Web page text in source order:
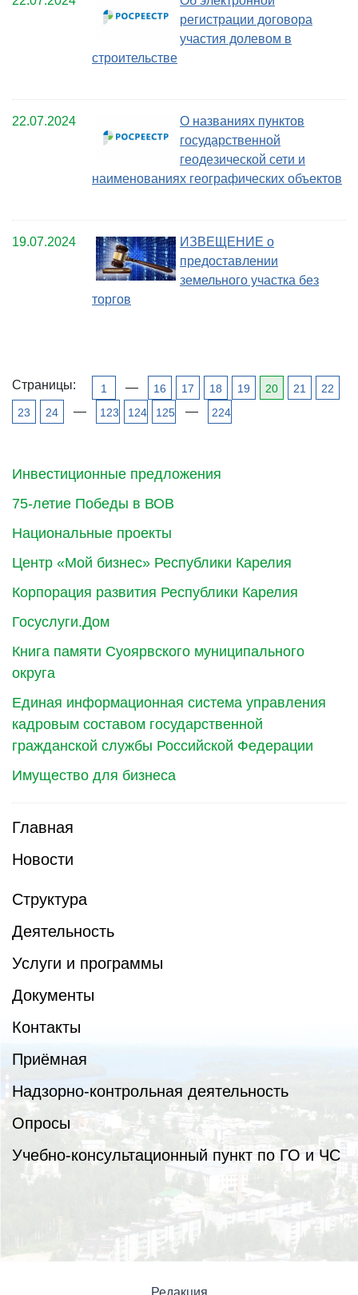
Инвестиционные предложения
75-летие Победы в ВОВ
Национальные проекты
Центр «Мой бизнес» Республики Карелия
Корпорация развития Республики Карелия
Госуслуги.Дом
Книга памяти Суоярвского муниципального
округа
Единая информационная система управления
кадровым составом государственной
гражданской службы Российской Федерации
Имущество для бизнеса
Главная
Новости
Структура
Деятельность
Услуги и программы
Документы
Контакты
Приёмная
Надзорно-контрольная деятельность
Опросы
Учебно-консультационный пункт по ГО и ЧС
регистрации договора
участия долевом в
строительстве
22.07.2024
О названиях пунктов
государственной
геодезической сети и
наименованиях географических объектов
19.07.2024
ИЗВЕЩЕНИЕ о
предоставлении
земельного участка без
торгов
Страницы: 1 — 16 17 18 19 20 21
22
23
24 — 123 124 125 — 224
Редакция